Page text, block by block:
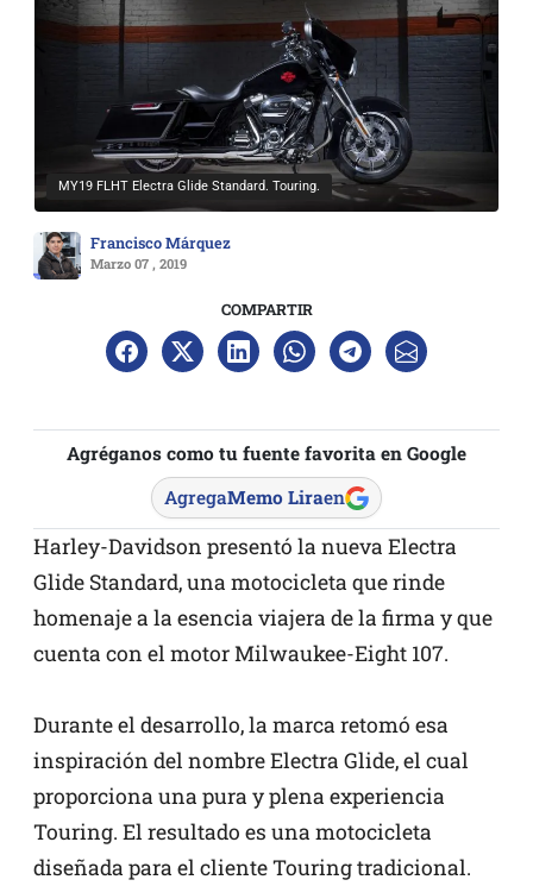
MY19 FLHT Electra Glide Standard. Touring.
Francisco Márquez
Marzo 07 , 2019
COMPARTIR
Agréganos como tu fuente favorita en Google
AgregaMemo Liraen
Harley-Davidson presentó la nueva Electra
Glide Standard, una motocicleta que rinde
homenaje a la esencia viajera de la firma y que
cuenta con el motor Milwaukee-Eight 107.
Durante el desarrollo, la marca retomó esa
inspiración del nombre Electra Glide, el cual
proporciona una pura y plena experiencia
Touring. El resultado es una motocicleta
diseñada para el cliente Touring tradicional.